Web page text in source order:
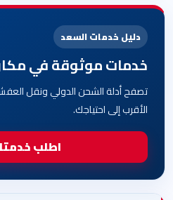
دليل خدمات السعد
خدمات موثوقة في
تصفح أدلة الشحن الدولي ونقل
الأقرب إلى احتياجك.
اطلب